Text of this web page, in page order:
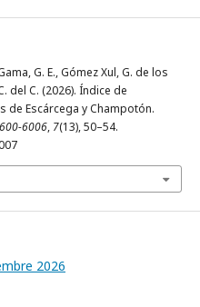
G. E., Gómez Xul, G. de los
del C. (2026). Índice de
Escárcega y Champotón.
6006, 7(13), 50–54.
2026